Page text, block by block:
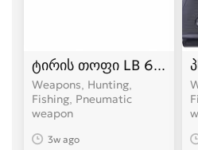
ტირის თოფი LB 600
Weapons, Hunting,
Fishing, Pneumatic
weapon
3w ago